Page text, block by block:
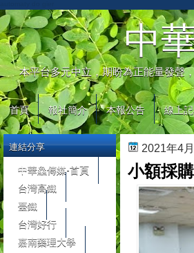
中
本平台多元中立，期盼為正能量發聲
首頁 報社簡介 本報公告 線上
2021年4
小額採
連結分享
中華鱻傳媒-首頁
台灣高鐵
臺鐵
台灣好行
嘉南藥理大學